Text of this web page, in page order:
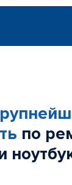
по